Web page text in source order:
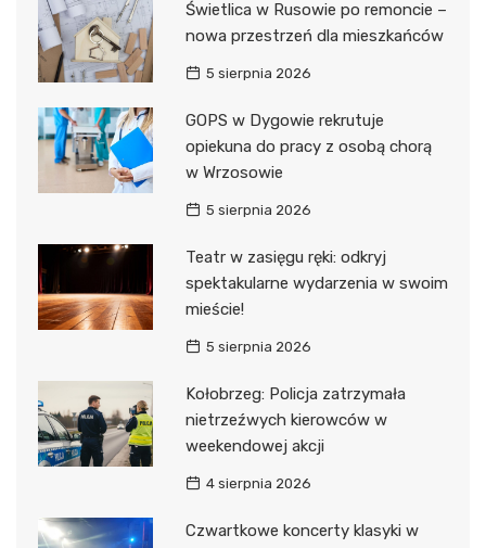
Świetlica w Rusowie po remoncie –
nowa przestrzeń dla mieszkańców
5 sierpnia 2026
GOPS w Dygowie rekrutuje
opiekuna do pracy z osobą chorą
w Wrzosowie
5 sierpnia 2026
Teatr w zasięgu ręki: odkryj
spektakularne wydarzenia w swoim
mieście!
5 sierpnia 2026
Kołobrzeg: Policja zatrzymała
nietrzeźwych kierowców w
weekendowej akcji
4 sierpnia 2026
Czwartkowe koncerty klasyki w